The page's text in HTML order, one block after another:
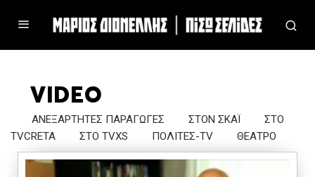
VIDEO
ΑΝΕΞΑΡΤΗΤΕΣ ΠΑΡΑΓΩΓΕΣ ΣΤΟΝ ΣΚΑΪ
ΣΤΟ
TVCRETA
ΣΤΟ TVXS ΠΟΛΙΤΕΣ-TV ΘΕΑΤΡΟ